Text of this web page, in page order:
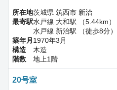
所在地茨城県 筑西市 新治
最寄駅水戸線 大和駅 （5.44km）
水戸線 新治駅 （徒歩8分）
築年月1970年3月
構造
木造
階数
地上1階
20号室